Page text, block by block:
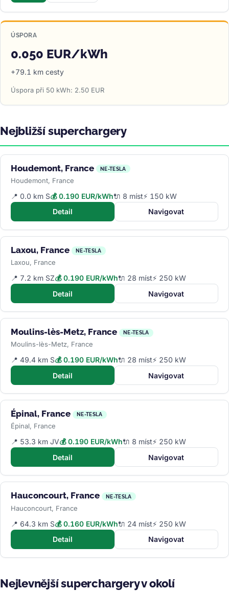
ÚSPORA
0.050 EUR/kWh
+79.1 km cesty
Úspora při 50 kWh: 2.50 EUR
Nejbližší superchargery
Houdemont, France NE-TESLA
Houdemont, France
📍 0.0 km S💰 0.190 EUR/kWh🔌 8 míst⚡ 150 kW
Detail
Navigovat
Laxou, France NE-TESLA
Laxou, France
📍 7.2 km SZ💰 0.190 EUR/kWh🔌 28 míst⚡ 250 kW
Detail
Navigovat
Moulins-lès-Metz, France NE-TESLA
Moulins-lès-Metz, France
📍 49.4 km S💰 0.190 EUR/kWh🔌 28 míst⚡ 250 kW
Detail
Navigovat
Épinal, France NE-TESLA
Épinal, France
📍 53.3 km JV💰 0.190 EUR/kWh🔌 8 míst⚡ 250 kW
Detail
Navigovat
Hauconcourt, France NE-TESLA
Hauconcourt, France
📍 64.3 km S💰 0.160 EUR/kWh🔌 24 míst⚡ 250 kW
Detail
Navigovat
Nejlevnější superchargery v okolí